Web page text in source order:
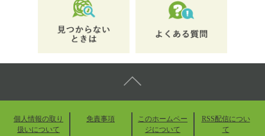
個人情報の取り
扱いについて
免責事項
このホームペー
ジについて
RSS配信につい
て